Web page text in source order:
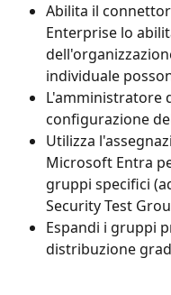
Abilita il
Enterprise lo
individuale
L'amministratore
configurazione
Utilizza
Microsoft Entra
gruppi specifici
Security Test
Espandi i gruppi
distribuzione